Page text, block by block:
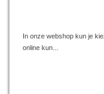
In onze webshop kun je
online kun...